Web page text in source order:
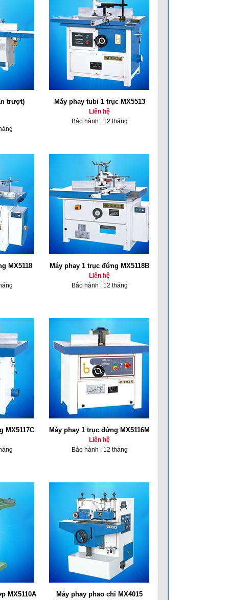
trượt)
Máy phay tubi 1 trục MX5513
Liên hệ
Bảo hành : 12 tháng
MX5118 Máy phay 1 trục đứng MX5118B
Liên hệ
Bảo hành : 12 tháng
MX5117C Máy phay 1 trục đứng MX5116M
Liên hệ
Bảo hành : 12 tháng
MX5110A Máy phay phao chỉ MX4015